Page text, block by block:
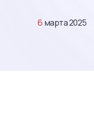
6 марта 2025